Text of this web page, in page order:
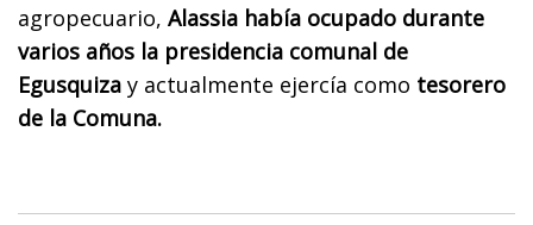
agropecuario, Alassia había ocupado durante
varios años la presidencia comunal de
Egusquiza y actualmente ejercía como tesorero
de la Comuna.